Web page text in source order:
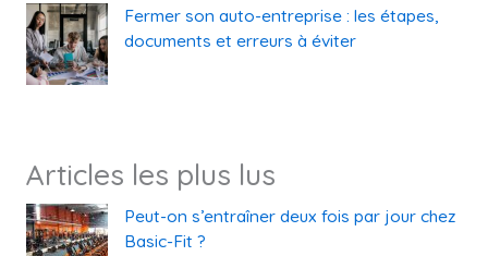
Fermer son auto-entreprise : les étapes,
documents et erreurs à éviter
Articles les plus lus
Peut-on s’entraîner deux fois par jour chez
Basic-Fit ?